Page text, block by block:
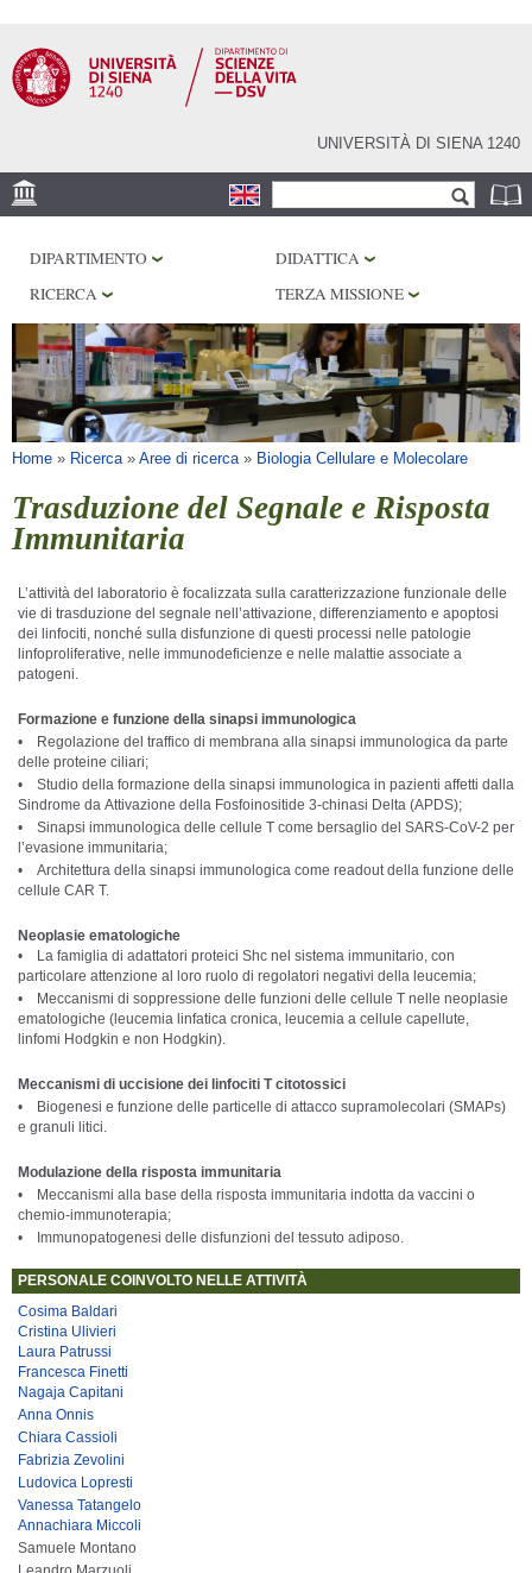
contenuto
principale
UNIVERSITÀ DI SIENA 1240
Form di ricerca
CORE FACILITIES
LABORATORI
BIBLIOTECHE
SERVIZI
DIPARTIMENTO
DIDATTICA
RICERCA
TERZA MISSIONE
Tu sei qui
Home » Ricerca » Aree di ricerca » Biologia Cellulare e Molecolare
Trasduzione del Segnale e Risposta
Immunitaria
L’attività del laboratorio è focalizzata sulla caratterizzazione funzionale delle
vie di trasduzione del segnale nell’attivazione, differenziamento e apoptosi
dei linfociti, nonché sulla disfunzione di questi processi nelle patologie
linfoproliferative, nelle immunodeficienze e nelle malattie associate a
patogeni.
Formazione e funzione della sinapsi immunologica
• Regolazione del traffico di membrana alla sinapsi immunologica da parte
delle proteine ciliari;
• Studio della formazione della sinapsi immunologica in pazienti affetti dalla
Sindrome da Attivazione della Fosfoinositide 3-chinasi Delta (APDS);
• Sinapsi immunologica delle cellule T come bersaglio del SARS-CoV-2 per
l’evasione immunitaria;
• Architettura della sinapsi immunologica come readout della funzione delle
cellule CAR T.
Neoplasie ematologiche
• La famiglia di adattatori proteici Shc nel sistema immunitario, con
particolare attenzione al loro ruolo di regolatori negativi della leucemia;
• Meccanismi di soppressione delle funzioni delle cellule T nelle neoplasie
ematologiche (leucemia linfatica cronica, leucemia a cellule capellute,
linfomi Hodgkin e non Hodgkin).
Meccanismi di uccisione dei linfociti T citotossici
• Biogenesi e funzione delle particelle di attacco supramolecolari (SMAPs)
e granuli litici.
Modulazione della risposta immunitaria
• Meccanismi alla base della risposta immunitaria indotta da vaccini o
chemio-immunoterapia;
• Immunopatogenesi delle disfunzioni del tessuto adiposo.
PERSONALE COINVOLTO NELLE ATTIVITÀ
Cosima Baldari
Cristina Ulivieri
Laura Patrussi
Francesca Finetti
Nagaja Capitani
Anna Onnis
Chiara Cassioli
Fabrizia Zevolini
Ludovica Lopresti
Vanessa Tatangelo
Annachiara Miccoli
Samuele Montano